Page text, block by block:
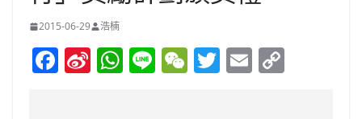
2015-06-29 浩楠
F Si W Li W T E